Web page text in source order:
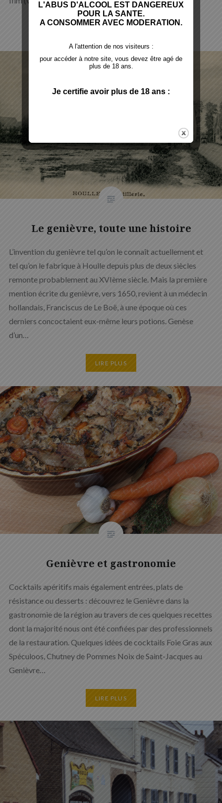
Le genièvre, toute une histoire
L’invention du genièvre tel qu’on le connaît actuellement et
tel qu’on le fabrique à Houlle depuis plus de deux siècles
remonte probablement au XVIème siècle. Mais la première
mention écrite du genièvre, vers 1650, revient à un médecin
hollandais, Franciscus de Le Boë, à une époque où ces
derniers concoctaient eux-même leurs potions. Genèse
d’un…
LIRE PLUS
Genièvre et gastronomie
Cocktails apéritifs mais également entrées, plats de
résistance ou desserts : découvrez le Genièvre dans la
gastronomie de la région au travers de ces quelques recettes
dont la majorité nous ont été confiées par des professionnels
de la restauration. Quelques idées de cocktails Foie Gras aux
Spéculoos, Chutney de Pommes Noix de Saint-Jacques au
Genièvre…
LIRE PLUS